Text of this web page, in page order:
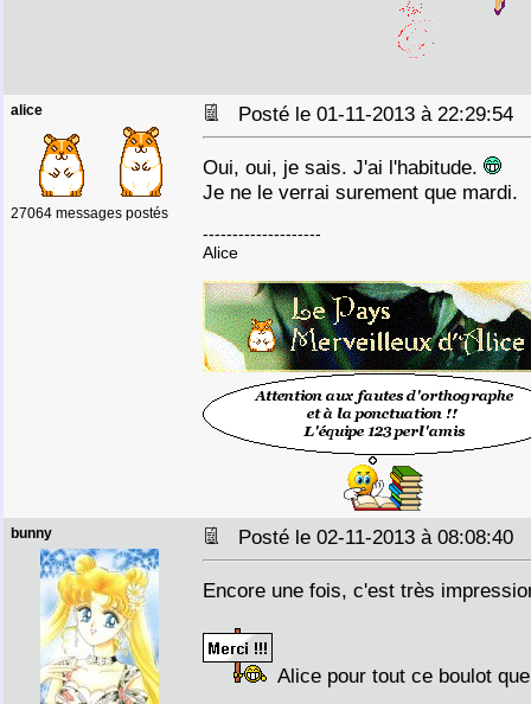
alice
27064 messages postés
Posté le 01-11-2013 à 22:29:54
Oui, oui, je sais. J'ai l'habitude.
Je ne le verrai surement que mardi.
--------------------
Alice
bunny Posté le 02-11-2013 à 08:08:40
Encore une fois, c'est très
Alice pour tout ce boulot